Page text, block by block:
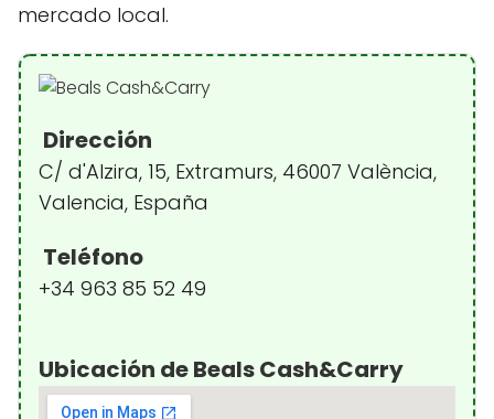
mercado local.
Dirección
C/ d'Alzira, 15, Extramurs, 46007 València,
Valencia, España
Teléfono
+34 963 85 52 49
Ubicación de Beals Cash&Carry